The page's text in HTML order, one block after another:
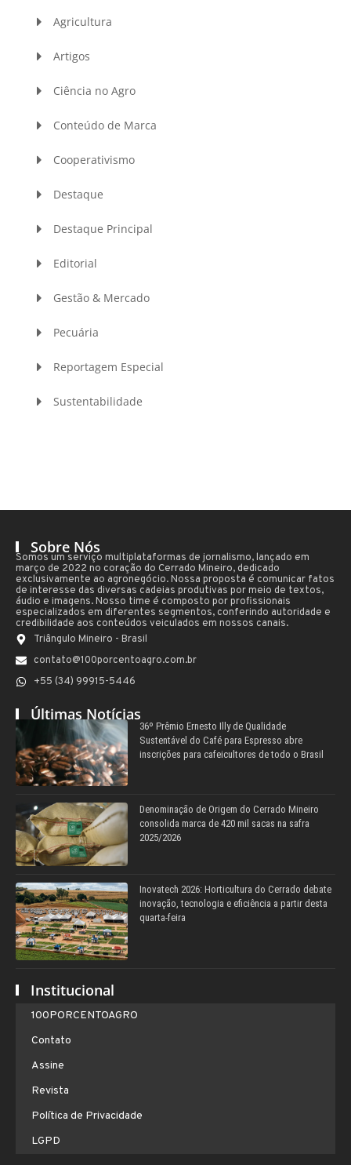
Agricultura
Artigos
Ciência no Agro
Conteúdo de Marca
Cooperativismo
Destaque
Destaque Principal
Editorial
Gestão & Mercado
Pecuária
Reportagem Especial
Sustentabilidade
Sobre Nós
Somos um serviço multiplataformas de jornalismo, lançado em
março de 2022 no coração do Cerrado Mineiro, dedicado
exclusivamente ao agronegócio. Nossa proposta é comunicar fatos
de interesse das diversas cadeias produtivas por meio de textos,
áudio e imagens. Nosso time é composto por profissionais
especializados em diferentes segmentos, conferindo autoridade e
credibilidade aos conteúdos veiculados em nossos canais.
Triângulo Mineiro - Brasil
contato@100porcentoagro.com.br
+55 (34) 99915-5446
Últimas Notícias
36º Prêmio Ernesto Illy de Qualidade
Sustentável do Café para Espresso abre
inscrições para cafeicultores de todo o Brasil
Denominação de Origem do Cerrado Mineiro
consolida marca de 420 mil sacas na safra
2025/2026
Inovatech 2026: Horticultura do Cerrado debate
inovação, tecnologia e eficiência a partir desta
quarta-feira
Institucional
100PORCENTOAGRO
Contato
Assine
Revista
Política de Privacidade
LGPD